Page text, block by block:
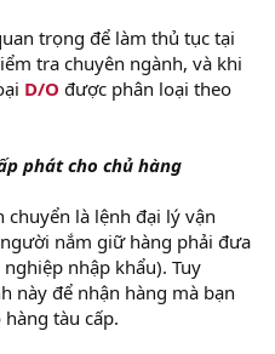
trọng để làm thủ tục tại
tra chuyên ngành, và khi
D/O được phân loại theo
phát cho chủ hàng
chuyển là lệnh đại lý vận
nắm giữ hàng phải đưa
nhập khẩu). Tuy
này để nhận hàng mà bạn
tàu cấp.